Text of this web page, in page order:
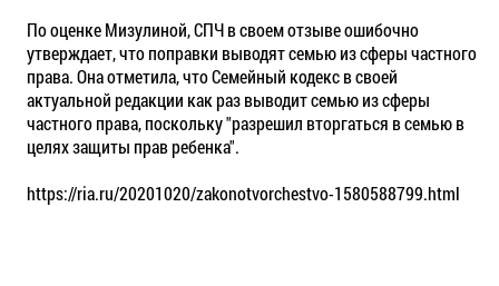
По оценке Мизулиной, СПЧ в своем отзыве ошибочно
утверждает, что поправки выводят семью из сферы частного
права. Она отметила, что Семейный кодекс в своей
актуальной редакции как раз выводит семью из сферы
частного права, поскольку "разрешил вторгаться в семью в
целях защиты прав ребенка".
https://ria.ru/20201020/zakonotvorchestvo-1580588799.html